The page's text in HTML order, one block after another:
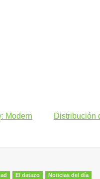
Modern
Distribución
El datazo Noticias del día